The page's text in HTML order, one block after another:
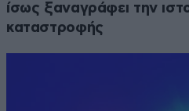
ίσως ξαναγράφει την
καταστροφής